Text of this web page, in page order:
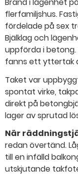
flerfamiljshus.
fördelade på sex
Bjälklag och
uppförda i
fanns ett yttertak
Taket var
spontat virke,
direkt på
lager av sprutad
När
redan övertänd.
till en infälld
utskjutande